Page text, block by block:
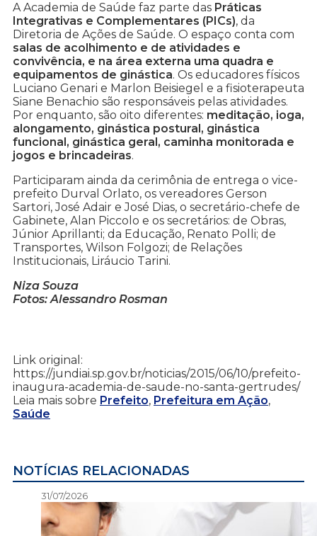
A Academia de Saúde faz parte das Práticas
Integrativas e Complementares (PICs), da
Diretoria de Ações de Saúde. O espaço conta com
salas de acolhimento e de atividades e
convivência, e na área externa uma quadra e
equipamentos de ginástica. Os educadores físicos
Luciano Genari e Marlon Beisiegel e a fisioterapeuta
Siane Benachio são responsáveis pelas atividades.
Por enquanto, são oito diferentes: meditação, ioga,
alongamento, ginástica postural, ginástica
funcional, ginástica geral, caminha monitorada e
jogos e brincadeiras.
Participaram ainda da cerimônia de entrega o vice-
prefeito Durval Orlato, os vereadores Gerson
Sartori, José Adair e José Dias, o secretário-chefe de
Gabinete, Alan Piccolo e os secretários: de Obras,
Júnior Aprillanti; da Educação, Renato Polli; de
Transportes, Wilson Folgozi; de Relações
Institucionais, Liráucio Tarini.
Niza Souza
Fotos: Alessandro Rosman
Link original:
https://jundiai.sp.gov.br/noticias/2015/06/10/prefeito-
inaugura-academia-de-saude-no-santa-gertrudes/
Leia mais sobre Prefeito, Prefeitura em Ação,
Saúde
NOTÍCIAS RELACIONADAS
31/07/2026